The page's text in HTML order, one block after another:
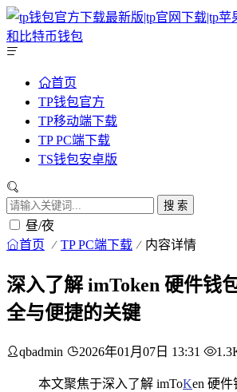
首页
TP钱包官方
TP移动端下载
TP PC端下载
TS钱包安卓版
搜 索
昼/夜
首页 TP PC端下载 内容详情
深入了解 imToken 硬件钱
全与便捷的关键
qbadmin 2026年01月07日 13:31
本文聚焦于深入了解 imToKen 硬件